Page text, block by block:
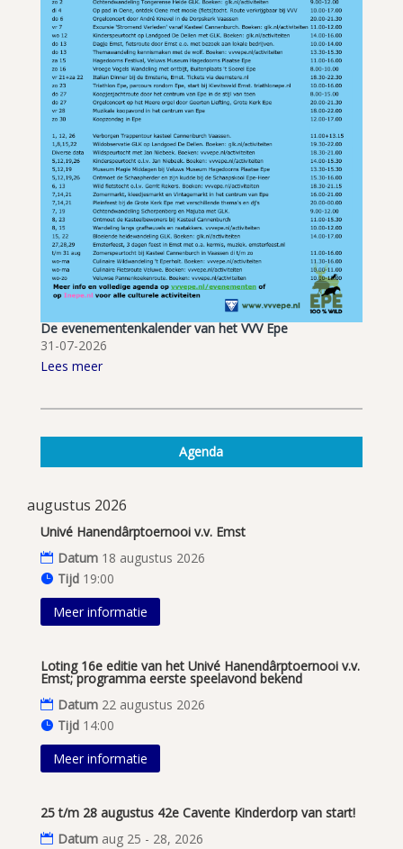
De evenementenkalender van het VVV Epe
31-07-2026
Lees meer
Agenda
augustus 2026
Univé Hanendârptoernooi v.v. Emst
Datum 18 augustus 2026
Tijd 19:00
Meer informatie
Loting 16e editie van het Univé Hanendârptoernooi v.v.
Emst; programma eerste speelavond bekend
Datum 22 augustus 2026
Tijd 14:00
Meer informatie
25 t/m 28 augustus 42e Cavente Kinderdorp van start!
Datum aug 25 - 28, 2026